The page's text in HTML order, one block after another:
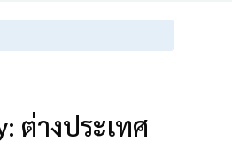
ต่างประเทศ